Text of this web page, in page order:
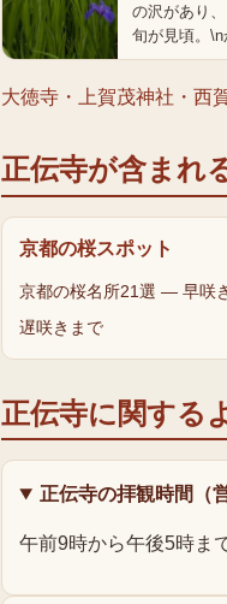
の沢があり
旬が見頃。\n
大徳寺・上賀茂神社・西
正伝寺が含まれ
京都の桜スポット
京都の桜名所21選 — 早咲
遅咲きまで
正伝寺に関する
正伝寺の拝観時間（
午前9時から午後5時ま